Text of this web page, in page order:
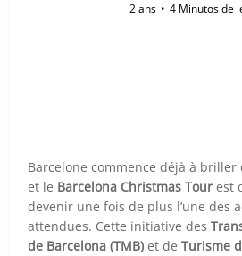
2 ans 4 Minutos de
Barcelone commence déjà à briller
et le Barcelona Christmas Tour est
devenir une fois de plus l’une des
attendues. Cette initiative des
de Barcelona (TMB) et deTurisme